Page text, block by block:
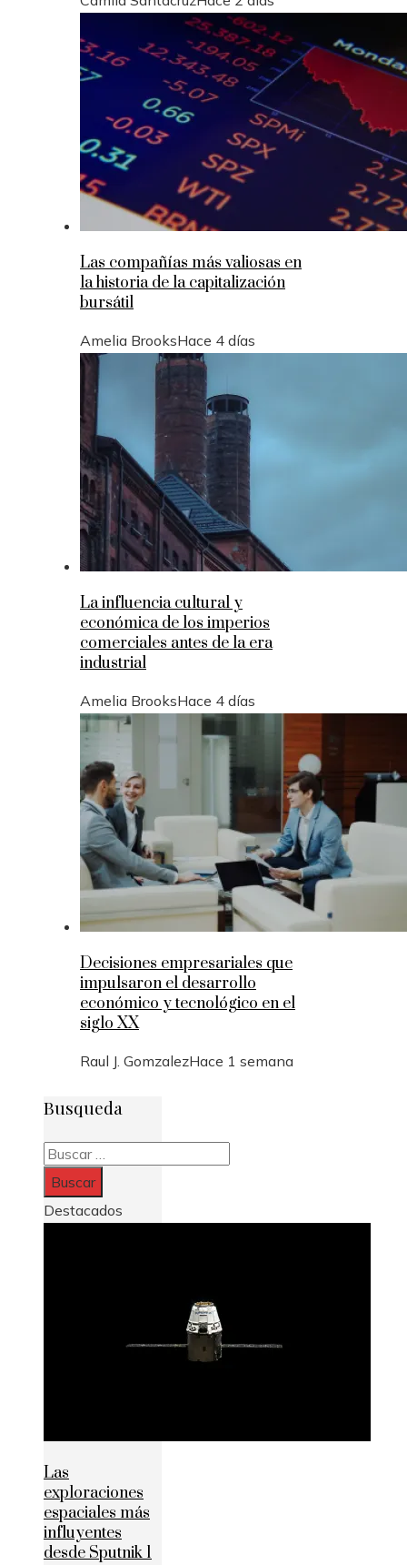
Las compañías más valiosas en
la historia de la capitalización
bursátil
Amelia BrooksHace 4 días
La influencia cultural y
económica de los imperios
comerciales antes de la era
industrial
Amelia BrooksHace 4 días
Decisiones empresariales que
impulsaron el desarrollo
económico y tecnológico en el
siglo XX
Raul J. GomzalezHace 1 semana
Busqueda
Buscar:
Destacados
Las
exploraciones
espaciales más
influyentes
desde Sputnik 1